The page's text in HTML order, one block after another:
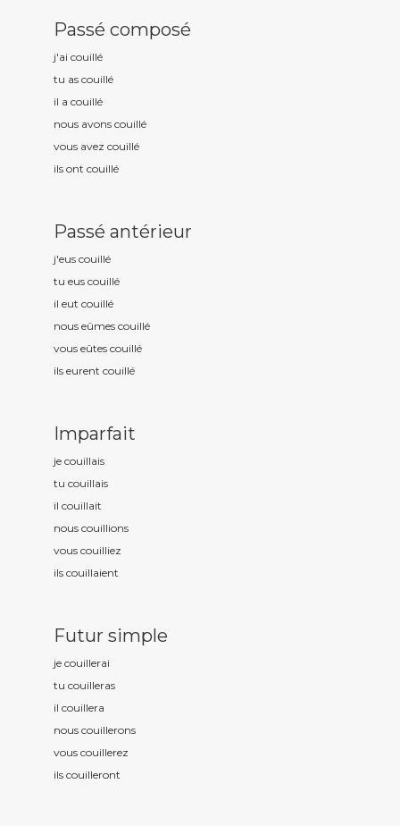
Passé composé
j'ai couillé
tu as couillé
il a couillé
nous avons couillé
vous avez couillé
ils ont couillé
Passé antérieur
j'eus couillé
tu eus couillé
il eut couillé
nous eûmes couillé
vous eûtes couillé
ils eurent couillé
Imparfait
je couillais
tu couillais
il couillait
nous couillions
vous couilliez
ils couillaient
Futur simple
je couillerai
tu couilleras
il couillera
nous couillerons
vous couillerez
ils couilleront